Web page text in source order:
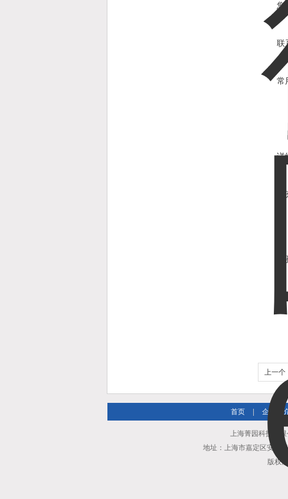
您
联
常
详
上一个
风机
首页 企业简
上海菁园科技有
地址：上海市嘉定区安亭
版权